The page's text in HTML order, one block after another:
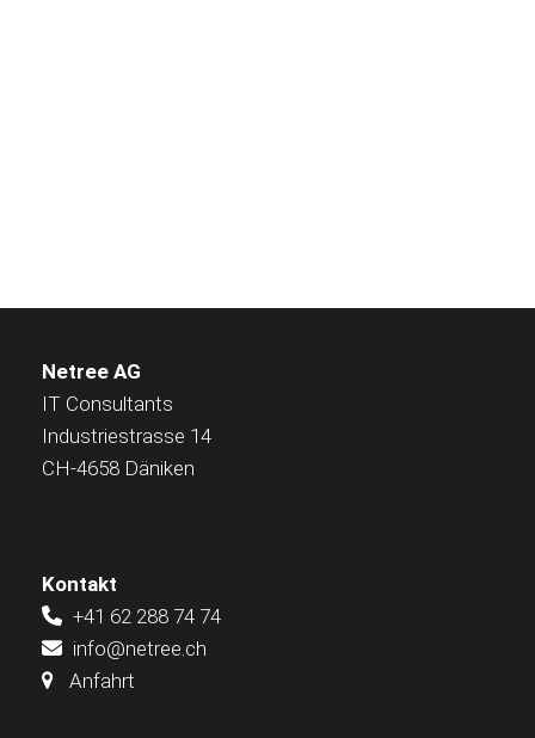
Netree AG
IT Consultants
Industriestrasse 14
CH-4658 Däniken
Kontakt
+41 62 288 74 74
info@netree.ch
Anfahrt